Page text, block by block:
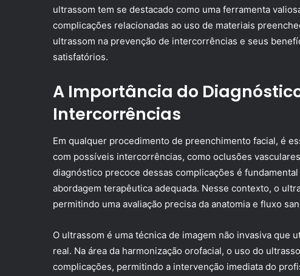
ultrassom tem se destacado como uma ferramenta
complicações relacionadas ao uso de materiais
ultrassom na prevenção de intercorrências e seus
satisfatórios.
A Importância do
Intercorrências
Em qualquer procedimento de preenchimento facial, é
com possíveis intercorrências, como oclusões
diagnóstico precoce dessas complicações é
abordagem terapêutica adequada. Nesse contexto, o
permitindo uma avaliação precisa da anatomia e fluxo
O ultrassom é uma técnica de imagem não invasiva que
real. Na área da harmonização orofacial, o uso do
complicações, permitindo a intervenção imediata do